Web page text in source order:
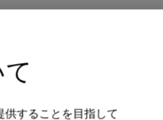
〒100-0005 東京都
することを目指して